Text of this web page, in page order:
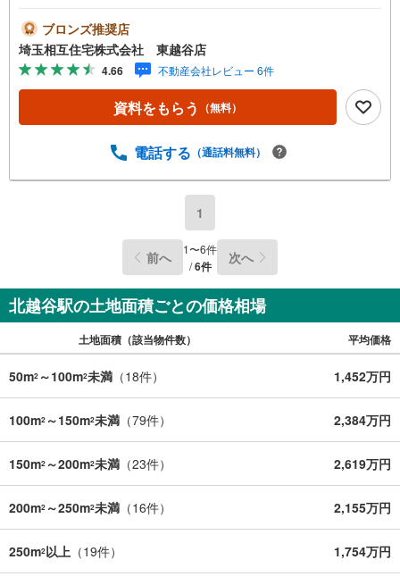
ーおります！お気軽にご相談下さい。◇買取保証付き売却
システム◇お住み替えでご自宅が売れない、不動産早期現
金化をしたい、他社に販売活動を依頼しているが売れな
い・・・そう思われている方。一定期間で成約に至らなか
った場合、予め設定させていただいた金額で当社が買取致
します。越谷の戸建、土地、マンション買取は弊社まで！
いただき、ご契約になりますと素敵な特典を差し上げま
イクロン掃除機等をプレゼント♪（特典は当社一定基準を
るお客様でも安心◇キッズスペース完備。チャイルドシー
トも完備しているので、必要の際はお声掛け下さい。
ブロンズ推奨店
埼玉相互住宅株式会社 東越谷店
4.66 不動産会社レビュー 6件
資料をもらう （無料）
電話する （通話料無料）
1
前へ 1〜6件
/6件 次へ
北越谷駅の土地面積ごとの価格相場
土地面積（該当物件数） 平均価格
50m2 ～100m2未満 （18件） 1,452万円
100m2 ～150m2未満 （79件） 2,384万円
150m2 ～200m2未満 （23件） 2,619万円
200m2 ～250m2未満 （16件） 2,155万円
250m2以上 （19件） 1,754万円